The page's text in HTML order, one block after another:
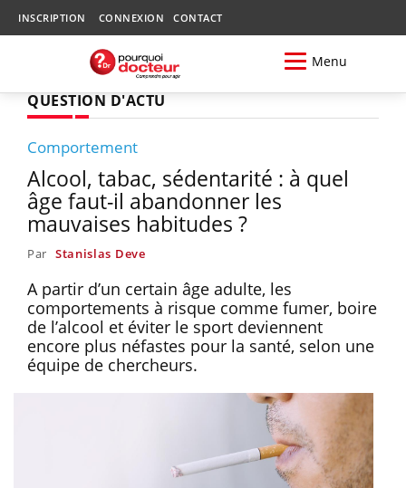
INSCRIPTION CONNEXION CONTACT
Menu
QUESTION D'ACTU
Comportement
Alcool, tabac, sédentarité : à quel
âge faut-il abandonner les
mauvaises habitudes ?
Par Stanislas Deve
A partir d’un certain âge adulte, les
comportements à risque comme fumer, boire
de l’alcool et éviter le sport deviennent
encore plus néfastes pour la santé, selon une
équipe de chercheurs.